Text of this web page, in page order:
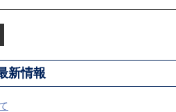
新情報